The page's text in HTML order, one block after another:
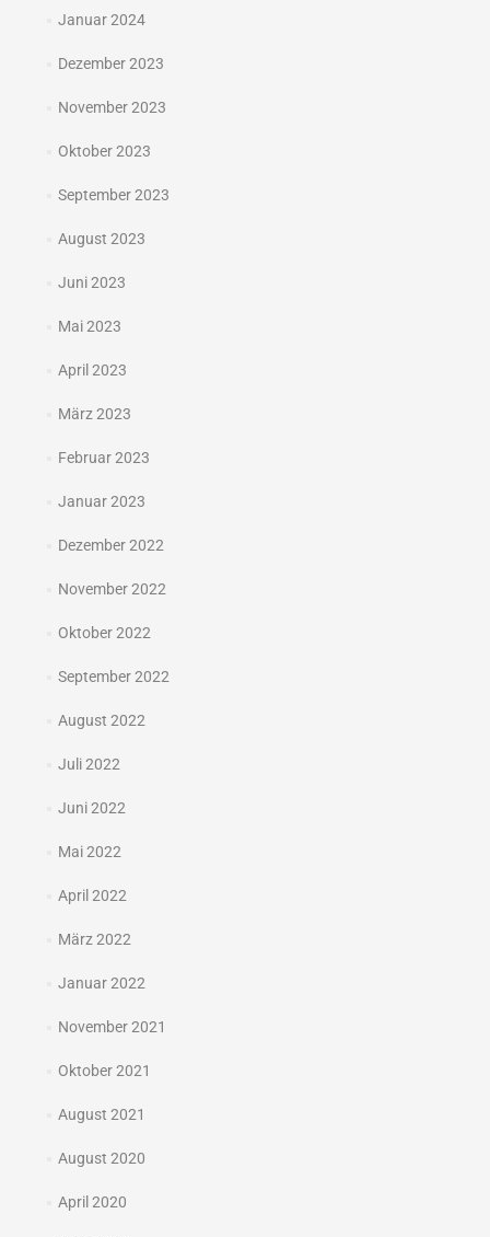
Januar 2024
Dezember 2023
November 2023
Oktober 2023
September 2023
August 2023
Juni 2023
Mai 2023
April 2023
März 2023
Februar 2023
Januar 2023
Dezember 2022
November 2022
Oktober 2022
September 2022
August 2022
Juli 2022
Juni 2022
Mai 2022
April 2022
März 2022
Januar 2022
November 2021
Oktober 2021
August 2021
August 2020
April 2020